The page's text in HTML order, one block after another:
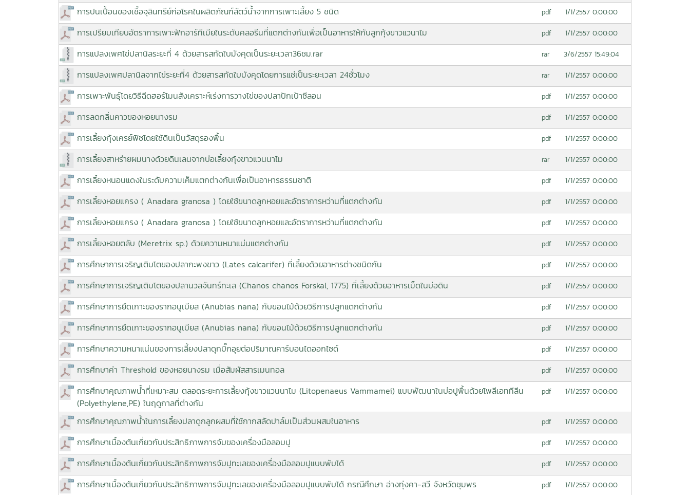
การปนเปื้อนของเชื้อจุลินทรีย์ก่อโรคในผลิตภัณฑ์สัตว์น้ำจากการเพาะเลี้ยง 5 ชนิด pdf 1/1/2557 0:00:00
การเปรียบเทียบอัตราการเพาะฟักอาร์ทีเมียในระดับคลอรีนที่แตกต่างกันเพื่อเป็นอาหารให้กับลูกกุ้งขาวแวนาไม pdf 1/1/2557 0:00:00
การแปลงเพศไข่ปลานิลระยะที่ 4 ด้วยสารสกัดใบมังคุดเป็นระยะเวลา36ชม.rar rar 3/6/2557 15:49:04
การแปลงเพศปลานิลจากไข่ระยะที่4 ด้วยสารสกัดใบมังคุดโดยการแช่เป็นระยะเวลา 24ชั่วโมง rar 1/1/2557 0:00:00
การเพาะพันธุ์โดยวิธีฉีดฮอร์โมนสังเคราะห์เร่งการวางไข่ของปลาปักเป้าซีลอน pdf 1/1/2557 0:00:00
การลดกลิ่นคาวของหอยนางรม pdf 1/1/2557 0:00:00
การเลี้ยงกุ้งเครย์ฟิชโดยใช้ดินเป็นวัสดุรองพื้น pdf 1/1/2557 0:00:00
การเลี้ยงสาหร่ายผมนางด้วยดินเลนจากบ่อเลี้ยงกุ้งขาวแวนนาไม rar 1/1/2557 0:00:00
การเลี้ยงหนอนแดงในระดับความเค็มแตกต่างกันเพื่อเป็นอาหารธรรมชาติ pdf 1/1/2557 0:00:00
การเลี้ยงหอยแครง ( Anadara granosa ) โดยใช้ขนาดลูกหอยและอัตราการหว่านที่แตกต่างกัน pdf 1/1/2557 0:00:00
การเลี้ยงหอยแครง ( Anadara granosa ) โดยใช้ขนาดลูกหอยและอัตราการหว่านที่แตกต่างกัน pdf 1/1/2557 0:00:00
การเลี้ยงหอยตลับ (Meretrix sp.) ด้วยความหนาแน่นแตกต่างกัน pdf 1/1/2557 0:00:00
การศึกษาการเจริญเติบโตของปลากะพงขาว (Lates calcarifer) ที่เลี้ยงด้วยอาหารต่างชนิดกัน pdf 1/1/2557 0:00:00
การศึกษาการเจริญเติบโตของปลานวลจันทร์ทะเล (Chanos chanos Forskal, 1775) ที่เลี้ยงด้วยอาหารเม็ดในบ่อดิน pdf 1/1/2557 0:00:00
การศึกษาการยึดเกาะของรากอนูเบียส (Anubias nana) กับขอนไม้ด้วยวิธีการปลูกแตกต่างกัน pdf 1/1/2557 0:00:00
การศึกษาการยึดเกาะของรากอนูเบียส (Anubias nana) กับขอนไม้ด้วยวิธีการปลูกแตกต่างกัน pdf 1/1/2557 0:00:00
การศึกษาความหนาแน่นของการเลี้ยงปลาดุกบิ๊กอุยต่อปริมาณคาร์บอนไดออกไซด์ pdf 1/1/2557 0:00:00
การศึกษาค่า Threshold ของหอยนางรม เมื่อสัมผัสสารเมนทอล pdf 1/1/2557 0:00:00
การศึกษาคุณภาพน้ำที่เหมาะสม ตลอดระยะการเลี้ยงกุ้งขาวแวนนาไม (Litopenaeus Vammamei) แบบพัฒนาในบ่อปูพื้นด้วยโพลีเอททีลีน
(Polyethylene,PE) ในฤดูกาลที่ต่างกัน
pdf 1/1/2557 0:00:00
การศึกษาคุณภาพน้ำในการเลี้ยงปลาดูกลูกผสมที่ใช้กากสลัดปาล์มเป็นส่วนผสมในอาหาร pdf 1/1/2557 0:00:00
การศึกษาเบื้องต้นเกี่ยวกับประสิทธิภาพการจับของเครื่องมือลอบปู pdf 1/1/2557 0:00:00
การศึกษาเบื้องต้นเกี่ยวกับประสิทธิภาพการจับปูทะเลของเครื่องมือลอบปูแบบพับได้ pdf 1/1/2557 0:00:00
การศึกษาเบื้องต้นเกี่ยวกับประสิทธิภาพการจับปูทะเลของเครื่องมือลอบปูแบบพับได้ กรณีศึกษา อ่างทุ่งคา-สวี จังหวัดชุมพร pdf 1/1/2557 0:00:00